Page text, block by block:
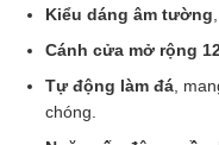
Kiểu dáng âm tường
Cánh cửa mở rộng
Tự động làm đá ,
chóng.